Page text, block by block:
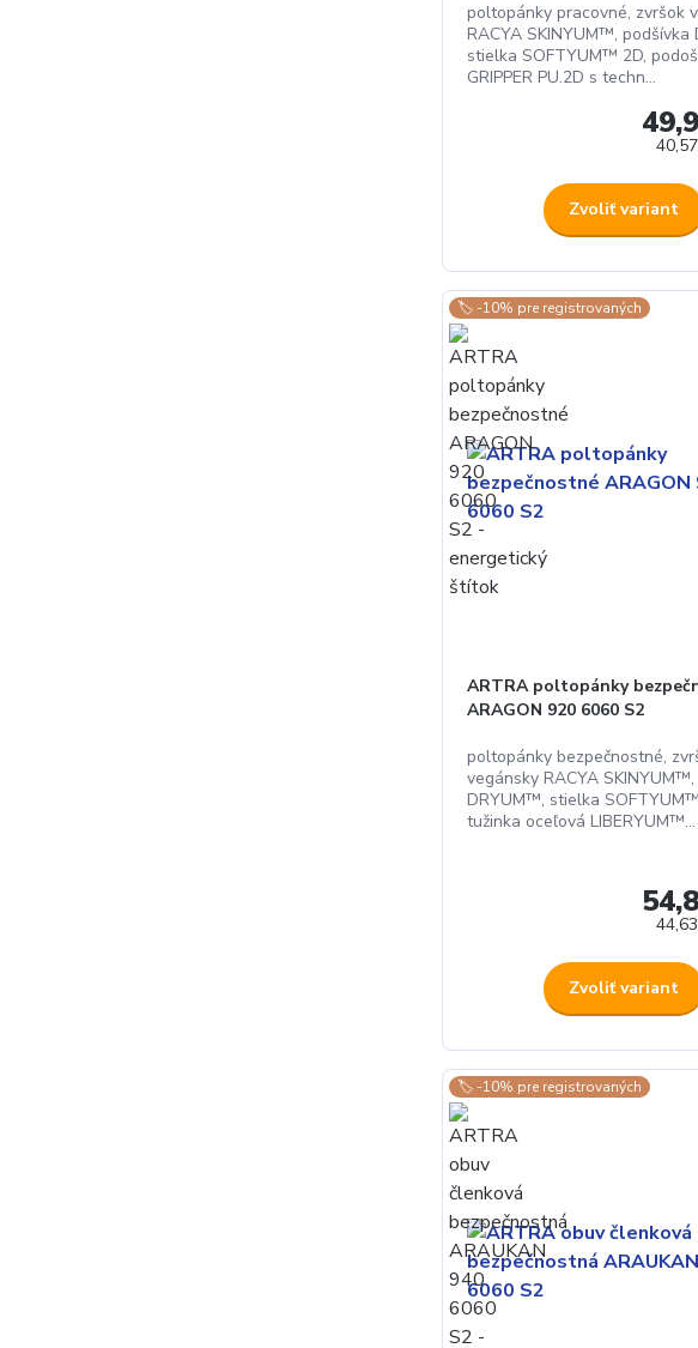
poltopánky pracovné, zvršok
RACYA SKINYUM™, podšívka
stielka SOFTYUM™ 2D,
GRIPPER PU.2D s techn...
Zvoliť variant
🏷️ -10% pre registrovaných
ARTRA poltopánky
ARAGON 920 6060 S2
poltopánky bezpečnostné,
vegánsky RACYA
DRYUM™, stielka
tužinka oceľová LIBERYUM™...
Zvoliť variant
🏷️ -10% pre registrovaných